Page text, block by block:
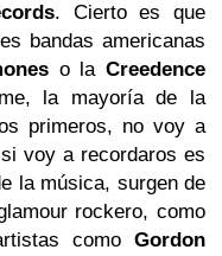
. Cierto es que
bandas americanas
o laCreedence
la mayoría de la
primeros, no voy a
voy a recordaros es
la música, surgen de
rockero, como
como Gordon